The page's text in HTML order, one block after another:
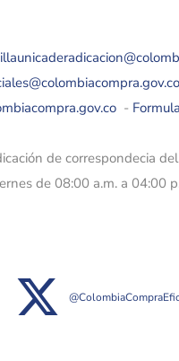
-
de correspondecia
de 08:00 a.m. a 04:00